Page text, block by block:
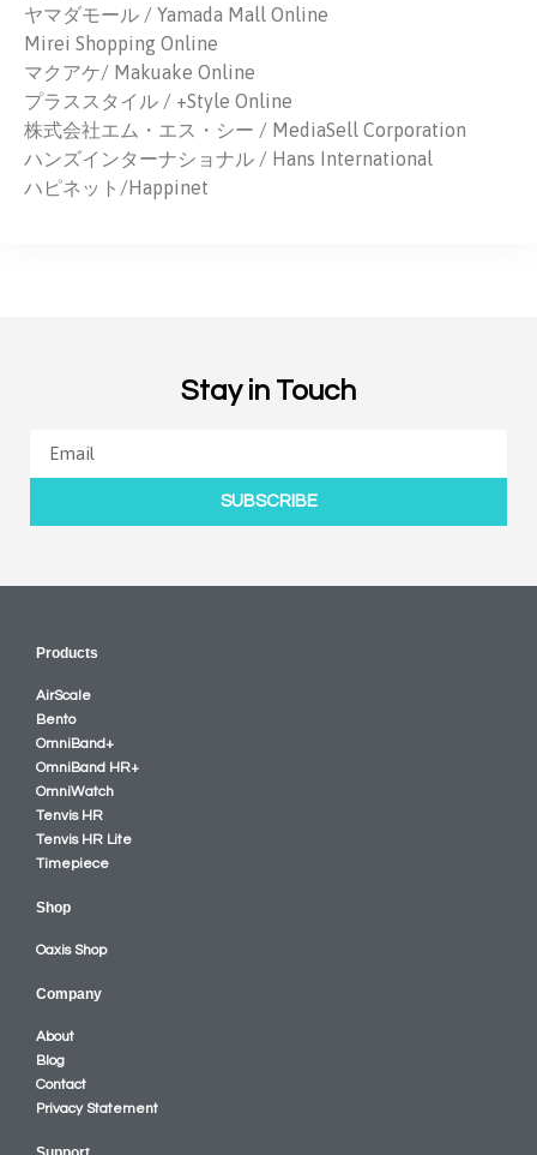
ヤマダモール / Yamada Mall Online
Mirei Shopping Online
マクアケ/ Makuake Online
プラススタイル / +Style Online
株式会社エム・エス・シー / MediaSell Corporation
ハンズインターナショナル / Hans International
ハピネット/Happinet
Stay in Touch
SUBSCRIBE
Products
AirScale
Bento
OmniBand+
OmniBand HR+
OmniWatch
Tenvis HR
Tenvis HR Lite
Timepiece
Shop
Oaxis Shop
Company
About
Blog
Contact
Privacy Statement